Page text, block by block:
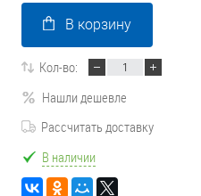
В корзину
Кол-во:
Нашли дешевле
Рассчитать доставку
В наличии